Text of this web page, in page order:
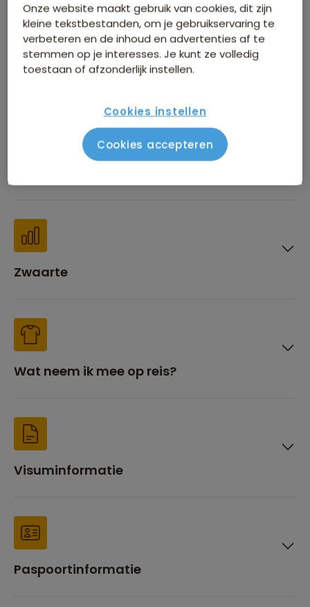
Financiën
Zwaarte
Wat neem ik mee op reis?
Visuminformatie
Paspoortinformatie
Onze website maakt gebruik van cookies, dit zijn
kleine tekstbestanden, om je gebruikservaring te
verbeteren en de inhoud en advertenties af te
stemmen op je interesses. Je kunt ze volledig
toestaan of afzonderlijk instellen.
Cookies instellen
Cookies accepteren